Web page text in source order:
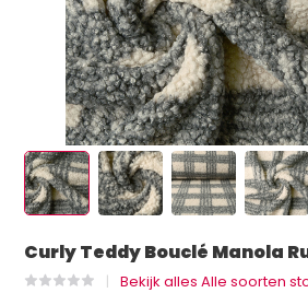
Curly Teddy Bouclé Manola
Bekijk alles Alle soorten